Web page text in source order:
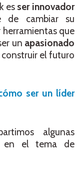
es ser innovador
de cambiar su
que
un apasionado
el futuro
ser un líder
algunas
en el tema de